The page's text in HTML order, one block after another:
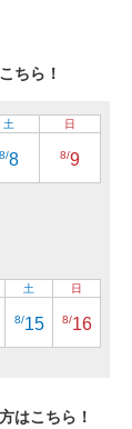
ちら！
土
8/8
日
8/9
土
8/15
日
8/16
はこちら！